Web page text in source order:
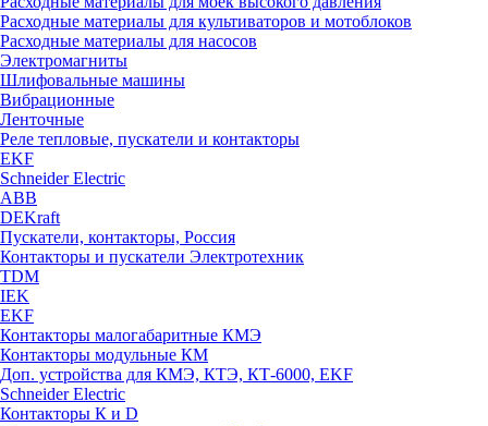
Расходные материалы для культиваторов и мотоблоков
Расходные материалы для насосов
Электромагниты
Шлифовальные машины
Вибрационные
Ленточные
Реле тепловые, пускатели и контакторы
EKF
Schneider Electric
ABB
DEKraft
Пускатели, контакторы, Россия
Контакторы и пускатели Электротехник
TDM
IEK
EKF
Контакторы малогабаритные КМЭ
Контакторы модульные КМ
Доп. устройства для КМЭ, КТЭ, КТ-6000, EKF
Schneider Electric
Контакторы К и D